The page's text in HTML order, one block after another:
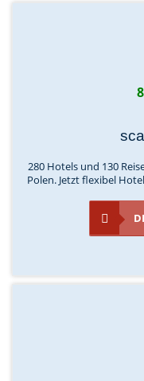
280 Hotels und 130
Polen. Jetzt flexibel